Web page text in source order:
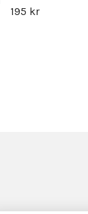
195 kr